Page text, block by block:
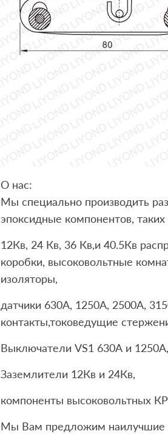
О нас:
Мы специально производить
эпоксидные компонентов, таких
12Кв, 24 Кв, 36 Кв,и 40.5Кв
коробки, высоковольтные
изоляторы,
датчики 630А, 1250A, 2500А,
контакты,токоведущие
Выключатели VS1 630А и
Заземлители 12Кв и 24Кв,
компоненты высоковольтных
Мы Вам предложим наилучшие